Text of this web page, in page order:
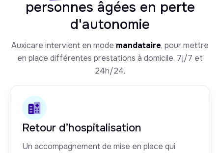
personnes âgées en perte
d'autonomie
Auxicare intervient en mode mandataire, pour mettre
en place différentes prestations à domicile, 7j/7 et
24h/24.
Retour d’hospitalisation
Un accompagnement de mise en place qui